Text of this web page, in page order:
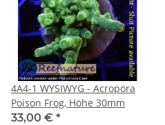
4A4-1 WYSIWYG - Acropora
Poison Frog, Höhe 30mm
33,00 € *